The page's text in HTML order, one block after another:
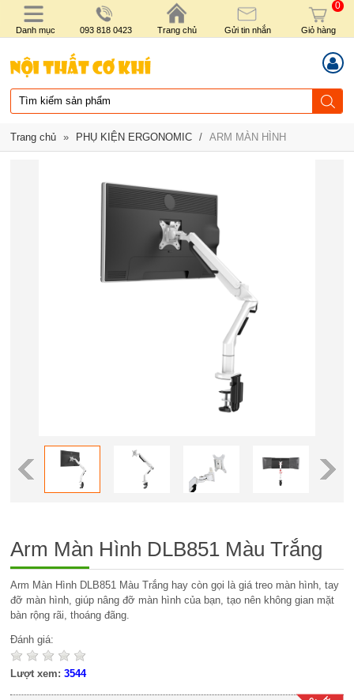
Danh mục 093 818 0423 Trang chủ Gửi tin nhắn
0
Giỏ hàng
Trang chủ » PHỤ KIỆN ERGONOMIC / ARM MÀN HÌNH
Arm Màn Hình DLB851 Màu Trắng
Arm Màn Hình DLB851 Màu Trắng hay còn gọi là giá treo màn hình, tay
đỡ màn hình, giúp nâng đỡ màn hình của bạn, tạo nên không gian mặt
bàn rộng rãi, thoáng đãng.
Đánh giá:
Lượt xem:3544